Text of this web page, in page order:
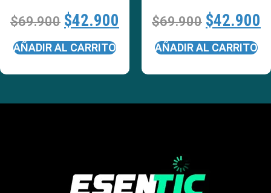
$69.900 $42.900
AÑADIR AL CARRITO
$69.900 $42.900
AÑADIR AL CARRITO